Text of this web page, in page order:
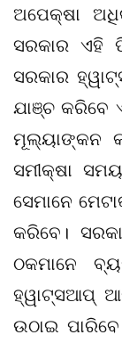
ଅପେକ୍ଷା
ସରକାର ଏହି
ସରକାର
ଯାଞ୍ଚ କରିବେ
ମୂଲ୍ୟାଙ୍କନ
ସମୀକ୍ଷା
ସେମାନେ
କରିବେ।
ଠକମାନେ
ହ୍ୱାଟ୍ସଆପ୍
ଉଠାଇ